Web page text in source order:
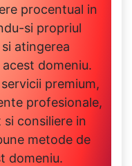
procentual in
si propriul
atingerea
domeniu.
premium,
profesionale,
consiliere in
metode de
domeniu.